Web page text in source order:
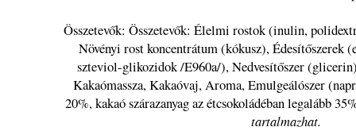
Összetevők: Összetevők: Élelmi rostok (inulin,
Növényi rost koncentrátum (kókusz), Édesítőszerek
szteviol-glikozidok /E960a/), Nedvesítőszer
Kakaómassza, Kakaóvaj, Aroma, Emulgeálószer
20%, kakaó szárazanyag az étcsokoládéban legalább
tartalmazhat.